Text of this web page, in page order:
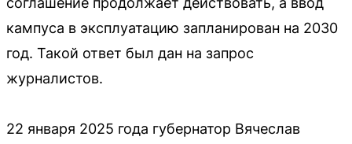
кампуса в эксплуатацию запланирован на 2030
год. Такой ответ был дан на запрос
журналистов.
22 января 2025 года губернатор Вячеслав